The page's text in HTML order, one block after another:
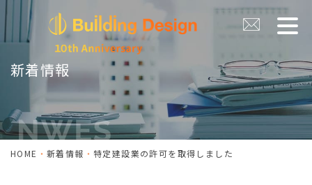
新着情報
HOME 新着情報 特定建設業の許可を取得しました